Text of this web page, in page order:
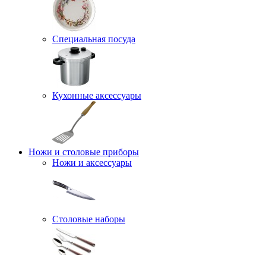
Специальная посуда
Кухонные аксессуары
Ножи и столовые приборы
Ножи и аксессуары
Столовые наборы